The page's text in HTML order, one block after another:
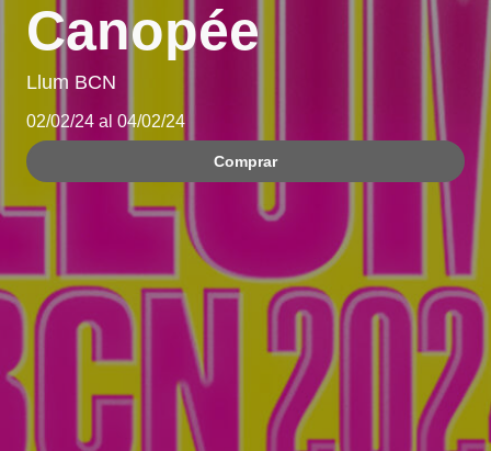
Canopée
Llum BCN
02/02/24 al 04/02/24
Comprar